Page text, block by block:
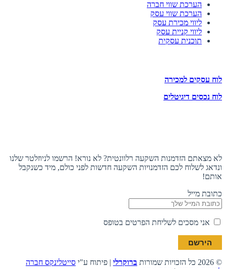
הערכת שווי חברה
הערכת שווי עסק
ליווי מכירת עסק
ליווי קניית עסק
תוכנית עסקית
לוח עסקים למכירה
לוח נכסים דיגיטלים
לא מצאתם הזדמנות השקעה רלוונטית? לא נורא! הרשמו לניוזלטר שלנו
ונדאג לשלוח לכם הזדמנויות השקעה חדשות לפני כולם, מיד כשנקבל
אותם!
כתובת מייל
אני מסכים לשליחת הפרטים בטופס
© 2026 כל הזכויות שמורות ברוקרלי | פיתוח ע"י סייטלינקס חברה